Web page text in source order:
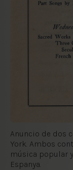
Anuncio de dos
York. Ambos
música popular
Espanya.